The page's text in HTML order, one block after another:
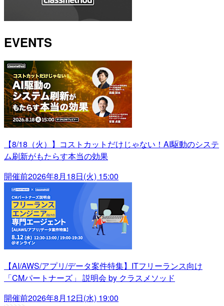
EVENTS
【8/18（火）】コストカットだけじゃない！AI駆動のシステ
ム刷新がもたらす本当の効果
開催前2026年8月18日(火) 15:00
【AI/AWS/アプリ/データ案件特集】ITフリーランス向け
「CMパートナーズ」 説明会 by クラスメソッド
開催前2026年8月12日(水) 19:00